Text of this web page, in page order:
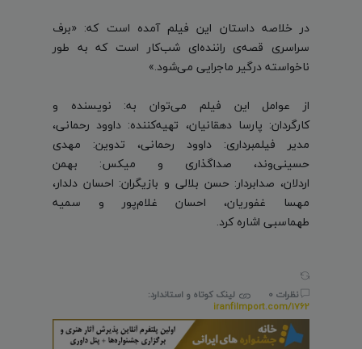
در خلاصه داستان این فیلم آمده است که: «برف
سراسری قصه‌ی راننده‌ای شب‌کار است که به طور
ناخواسته درگیر ماجرایی می‌شود.»
از عوامل این فیلم می‌توان به: نویسنده و
کارگردان: پارسا دهقانیان، تهیه‌کننده: داوود رحمانی،
مدیر فیلمبرداری: داوود رحمانی، تدوین: مهدی
حسینی‌وند،
صداگذاری و میکس: بهمن
اردلان، صدابردار: حسن بلالی و بازیگران: احسان دلدار،
مهسا غفوریان، احسان غلام‌پور و سمیه
طهماسبی اشاره کرد.
نظرات 0
لینک کوتاه و استاندارد:
iranfilmport.com/1762